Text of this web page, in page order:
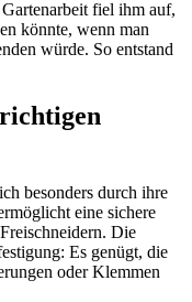
fiel ihm auf,
könnte, wenn man
würde. So entstand
besonders durch ihre
eine sichere
Die
Es genügt, die
oder Klemmen